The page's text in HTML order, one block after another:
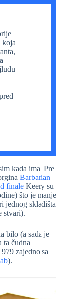
koja
kada ima. Pre
Barbarian
finale Keery su
što je manje
jednog skladišta
stvari).
bilo (a sada je
ta čudna
zajedno sa
).